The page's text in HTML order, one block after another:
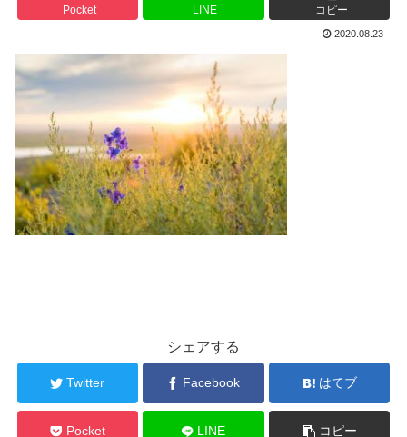
Pocket LINE コピー
2020.08.23
シェアする
Twitter Facebook はてブ
Pocket LINE コピー